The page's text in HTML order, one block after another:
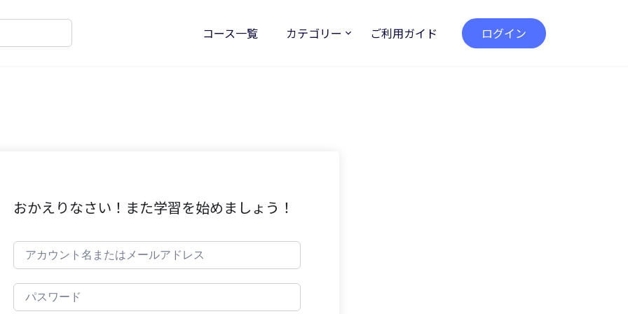
コース一覧 カテゴリー ご利用ガイド ログイン
おかえりなさい！また学習を始めましょう！